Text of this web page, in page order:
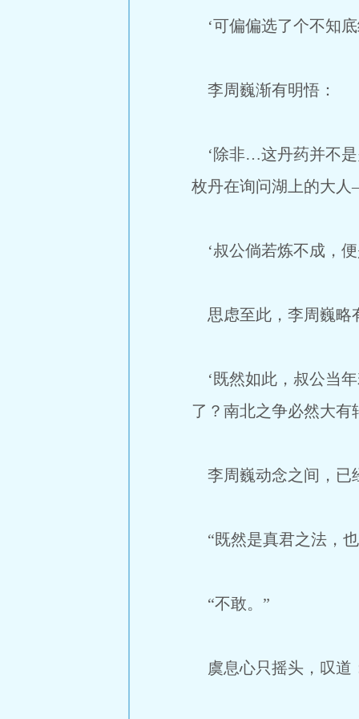
‘可偏偏选了个不知
李周巍渐有明悟：
‘除非…这丹药并不是
枚丹在询问湖上的大
‘叔公倘若炼不成，
思虑至此，李周巍略
‘既然如此，叔公当
了？南北之争必然大有
李周巍动念之间，已
“既然是真君之法，
“不敢。”
虞息心只摇头，叹道